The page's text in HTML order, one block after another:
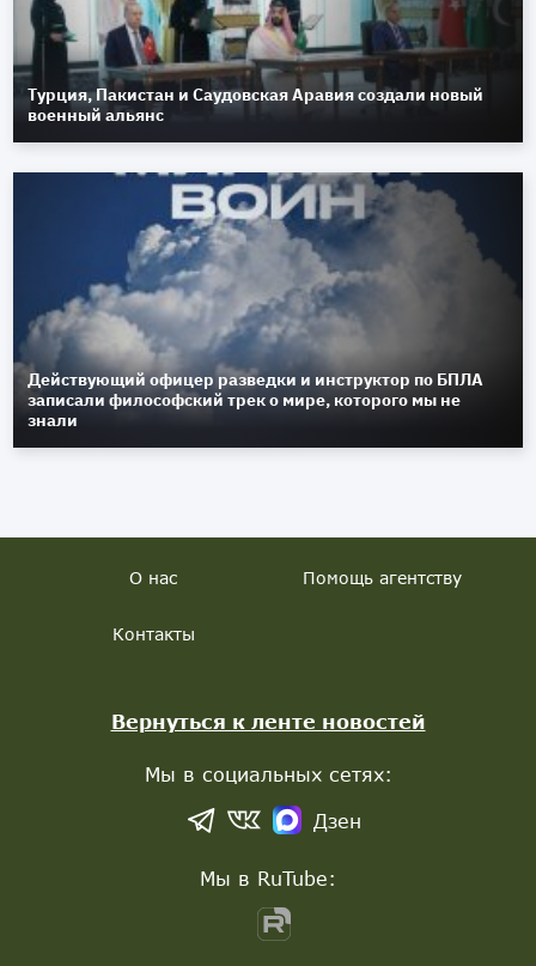
Турция, Пакистан и Саудовская Аравия создали новый
военный альянс
Действующий офицер разведки и инструктор по БПЛА
записали философский трек о мире, которого мы не
знали
О нас Помощь агентству
Контакты
Вернуться к ленте новостей
Мы в социальных сетях:
Дзен
Мы в RuTube: